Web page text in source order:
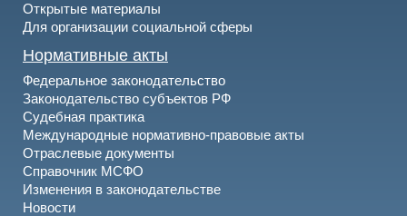
Открытые материалы
Для организации социальной сферы
Нормативные акты
Федеральное законодательство
Законодательство субъектов РФ
Судебная практика
Международные нормативно-правовые акты
Отраслевые документы
Справочник МСФО
Изменения в законодательстве
Новости